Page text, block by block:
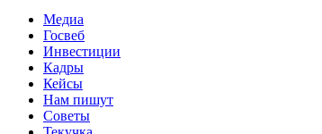
Медиа
Госвеб
Инвестиции
Кадры
Кейсы
Нам пишут
Советы